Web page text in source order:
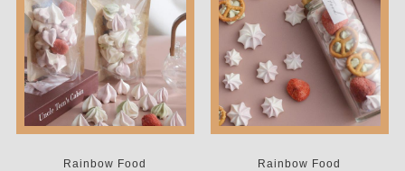
Rainbow Food
Rainbow Food